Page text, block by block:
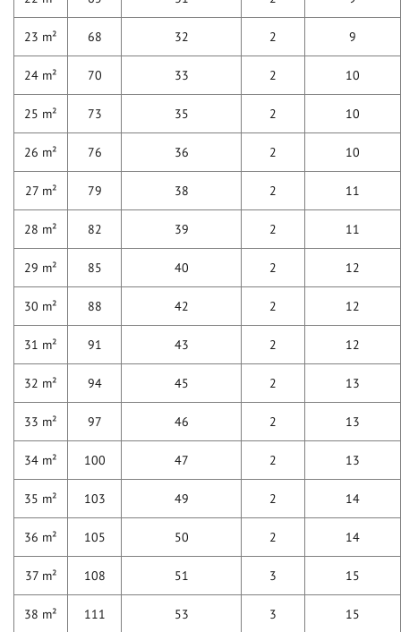
23 m² 68 32 2 9
24 m² 70 33 2 10
25 m² 73 35 2 10
26 m² 76 36 2 10
27 m² 79 38 2 11
28 m² 82 39 2 11
29 m² 85 40 2 12
30 m² 88 42 2 12
31 m² 91 43 2 12
32 m² 94 45 2 13
33 m² 97 46 2 13
34 m² 100 47 2 13
35 m² 103 49 2 14
36 m² 105 50 2 14
37 m² 108 51 3 15
38 m² 111 53 3 15